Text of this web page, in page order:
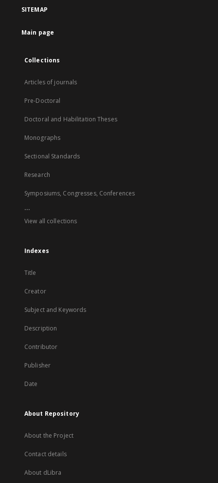
SITEMAP
Main page
Collections
Articles of journals
Pre-Doctoral
Doctoral and Habilitation Theses
Monographs
Sectional Standards
Research
Symposiums, Congresses, Conferences
...
View all collections
Indexes
Title
Creator
Subject and Keywords
Description
Contributor
Publisher
Date
About Repository
About the Project
Contact details
About dLibra